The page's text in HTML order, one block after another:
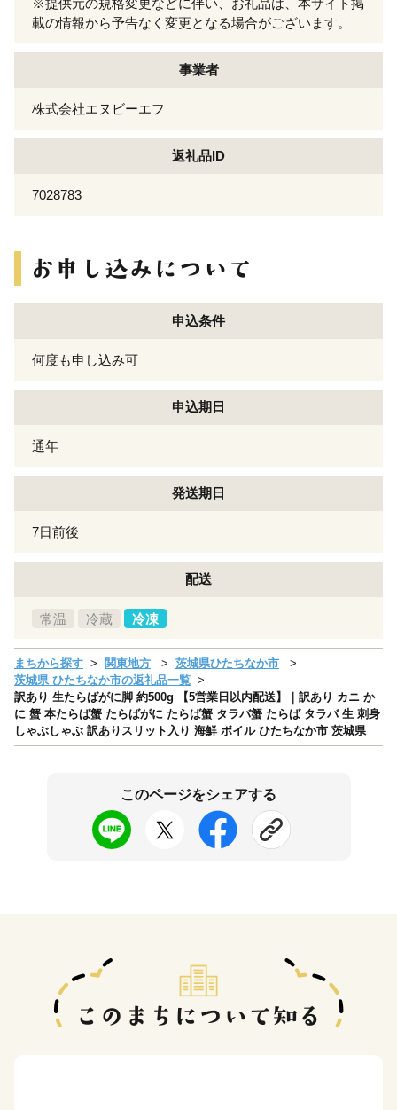
載の情報から予告なく変更となる場合がございます。
事業者
株式会社エヌビーエフ
返礼品ID
7028783
申込条件
何度も申し込み可
申込期日
通年
発送期日
7日前後
配送
常温 冷蔵 冷凍
まちから探す 関東地方
茨城県ひたちなか市
茨城県 ひたちなか市の返礼品一覧
訳あり 生たらばがに脚 約500g 【5営業日以内配送】｜訳あり カニ か
に 蟹 本たらば蟹 たらばがに たらば蟹 タラバ蟹 たらば タラバ 生 刺身
しゃぶしゃぶ 訳ありスリット入り 海鮮 ボイル ひたちなか市 茨城県
このページをシェアする